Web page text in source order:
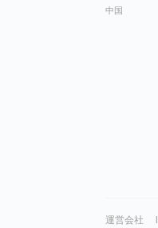
中国
運営会社